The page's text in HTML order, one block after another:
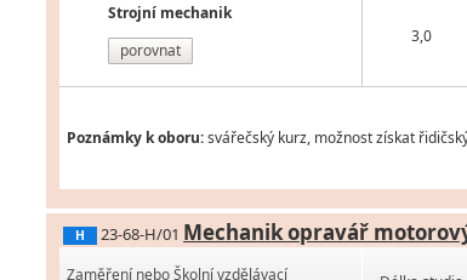
Strojní mechanik
porovnat
3,0
Poznámky k oboru:svářečský kurz, možnost získat
H 23-68-H/01 Mechanik opravář
Zaměření nebo Školní vzdělávací